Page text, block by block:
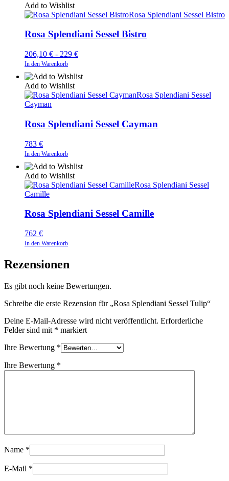
Add to Wishlist
Rosa Splendiani Sessel Bistro
Rosa Splendiani Sessel Bistro
206,10 € - 229 €
In den Warenkorb
Add to Wishlist
Rosa Splendiani Sessel
Cayman
Rosa Splendiani Sessel Cayman
783 €
In den Warenkorb
Add to Wishlist
Rosa Splendiani Sessel
Camille
Rosa Splendiani Sessel Camille
762 €
In den Warenkorb
Rezensionen
Es gibt noch keine Bewertungen.
Schreibe die erste Rezension für „Rosa Splendiani Sessel Tulip“
Deine E-Mail-Adresse wird nicht veröffentlicht. Erforderliche
Felder sind mit * markiert
Ihre Bewertung *
Ihre Bewertung *
Name *
E-Mail *